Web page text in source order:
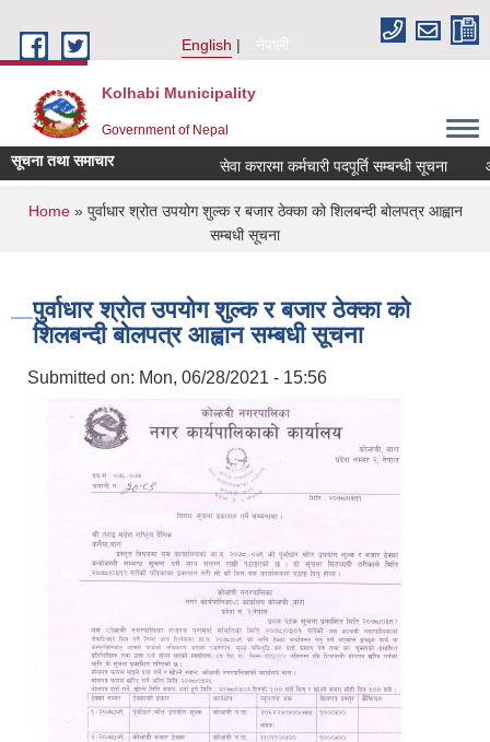
English
नेपाली
Kolhabi Municipality
Government of Nepal
सूचना तथा समाचार सेवा करारमा कर्मचारी पदपूर्ति सम्बन्धी सूचना आ.
You are here
Home» पुर्वाधार श्रोत उपयोग शुल्क र बजार ठेक्का को शिलबन्दी बोलपत्र आह्वान
सम्बधी सूचना
पुर्वाधार श्रोत उपयोग शुल्क र बजार ठेक्का को
शिलबन्दी बोलपत्र आह्वान सम्बधी सूचना
Submitted on: Mon, 06/28/2021 - 15:56